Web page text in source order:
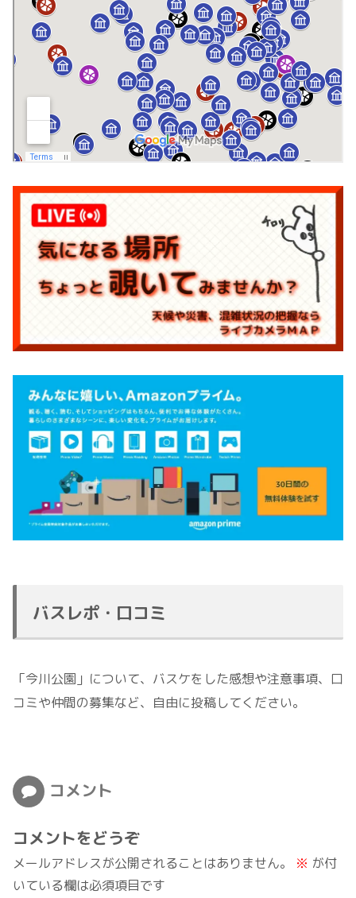
バスレポ・口コミ
「今川公園」について、バスケをした感想や注意事項、口
コミや仲間の募集など、自由に投稿してください。
コメント
コメントをどうぞ
メールアドレスが公開されることはありません。 ※ が付
いている欄は必須項目です